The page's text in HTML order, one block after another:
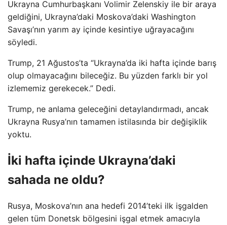
Ukrayna Cumhurbaşkanı Volimir Zelenskiy ile bir araya
geldiğini, Ukrayna’daki Moskova’daki Washington
Savaşı’nın yarım ay içinde kesintiye uğrayacağını
söyledi.
Trump, 21 Ağustos’ta “Ukrayna’da iki hafta içinde barış
olup olmayacağını bileceğiz. Bu yüzden farklı bir yol
izlememiz gerekecek.” Dedi.
Trump, ne anlama geleceğini detaylandırmadı, ancak
Ukrayna Rusya’nın tamamen istilasında bir değişiklik
yoktu.
İki hafta içinde Ukrayna’daki
sahada ne oldu?
Rusya, Moskova’nın ana hedefi 2014’teki ilk işgalden
gelen tüm Donetsk bölgesini işgal etmek amacıyla